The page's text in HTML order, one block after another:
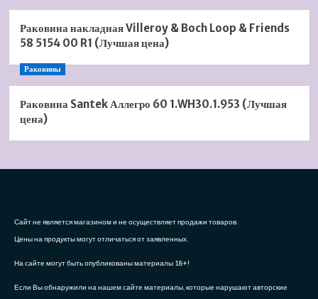
Раковина накладная Villeroy & Boch Loop & Friends
58 5154 00 R1 (Лучшая цена)
Раковины
Раковина Santek Аллегро 60 1.WH30.1.953 (Лучшая
цена)
Сайт не является магазином и не осуществляет продажи товаров.
Цены на продукты могут отличаться от заявленных.
На сайте могут быть опубликованы материалы 18+!
Если Вы обнаружили на нашем сайте материалы, которые нарушают авторские